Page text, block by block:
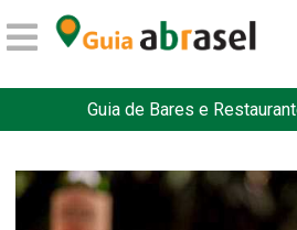
Guia de Bares e